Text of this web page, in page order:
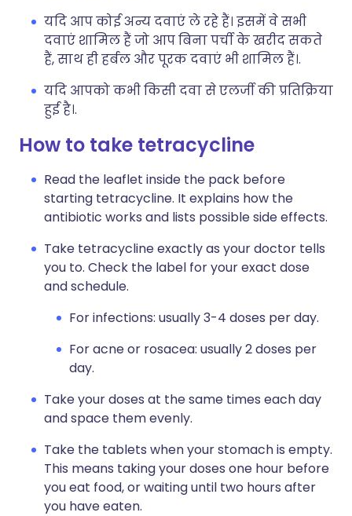
यदि आप कोई अन्य दवाएं ले रहे हैं। इसमें वे सभी
दवाएं शामिल हैं जो आप बिना पर्ची के खरीद सकते
हैं, साथ ही हर्बल और पूरक दवाएं भी शामिल हैं।.
यदि आपको कभी किसी दवा से एलर्जी की प्रतिक्रिया
हुई है।.
How to take tetracycline
Read the leaflet inside the pack before
starting tetracycline. It explains how the
antibiotic works and lists possible side effects.
Take tetracycline exactly as your doctor tells
you to. Check the label for your exact dose
and schedule.
For infections: usually 3-4 doses per day.
For acne or rosacea: usually 2 doses per
day.
Take your doses at the same times each day
and space them evenly.
Take the tablets when your stomach is empty.
This means taking your doses one hour before
you eat food, or waiting until two hours after
you have eaten.